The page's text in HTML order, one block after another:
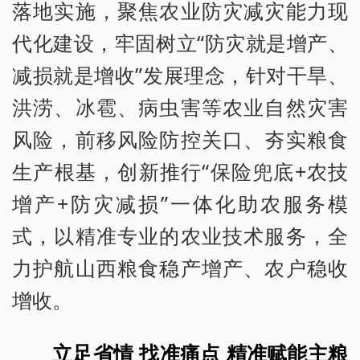
落地实施，聚焦农业防灾减灾能力现
代化建设，牢固树立“防灾就是增产、
减损就是增收”发展理念，针对干旱、
洪涝、冰雹、病虫害等农业自然灾害
风险，前移风险防控关口、夯实粮食
生产根基，创新推行“保险兜底+农技
增产+防灾减损”一体化助农服务模
式，以精准专业的农业技术服务，全
力护航山西粮食稳产增产、农户稳收
增收。
立足省情 找准痛点 精准赋能主粮